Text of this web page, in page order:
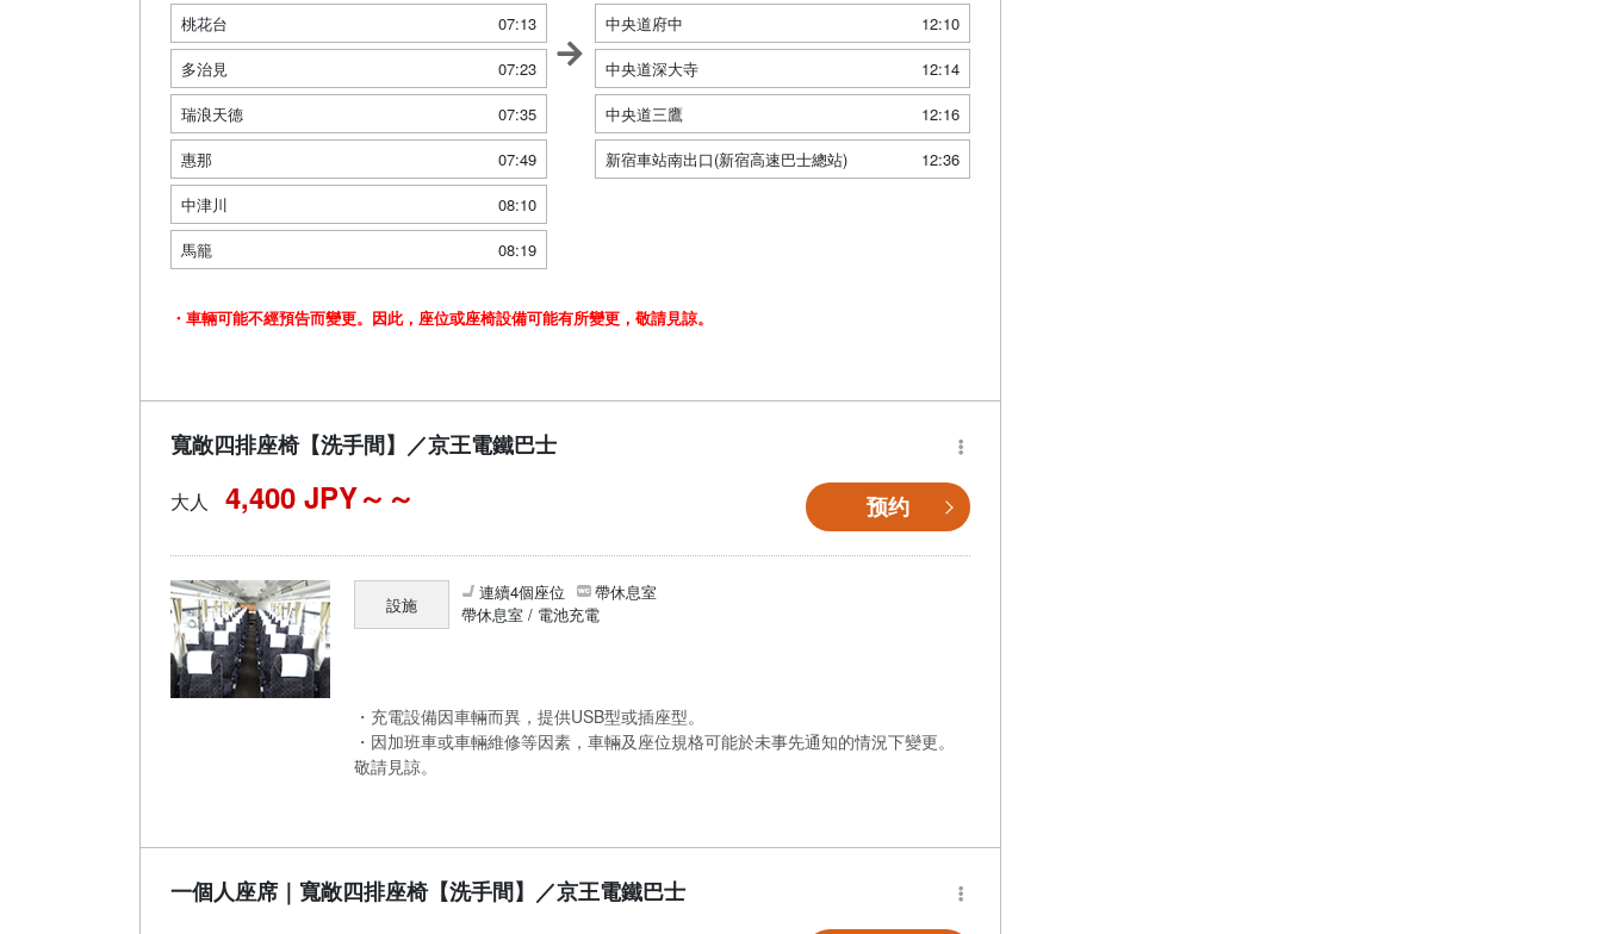
桃花台
07:13
多治見
07:23
瑞浪天德
07:35
惠那
07:49
中津川
08:10
馬籠
08:19
中央道府中
12:10
中央道深大寺
12:14
中央道三鷹
12:16
新宿車站南出口(新宿高速巴士總站)
12:36
・車輛可能不經預告而變更。因此，座位或座椅設備可能有所變更，敬請見諒。
寬敞四排座椅【洗手間】／京王電鐵巴士
大人 4,400 JPY～ 预约
設施
連續4個座位
帶休息室
帶休息室 / 電池充電
・充電設備因車輛而異，提供USB型或插座型。
・因加班車或車輛維修等因素，車輛及座位規格可能於未事先通知的情況下變更。
敬請見諒。
一個人座席｜寬敞四排座椅【洗手間】／京王電鐵巴士